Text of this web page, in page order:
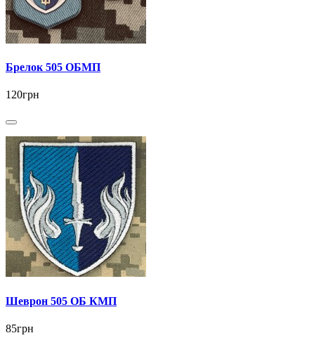
Брелок 505 ОБМП
120грн
Шеврон 505 ОБ КМП
85грн